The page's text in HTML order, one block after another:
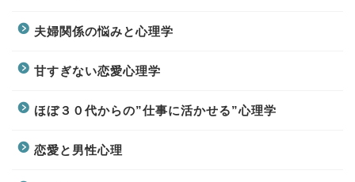
夫婦関係の悩みと心理学
甘すぎない恋愛心理学
ほぼ３０代からの”仕事に活かせる”心理学
恋愛と男性心理